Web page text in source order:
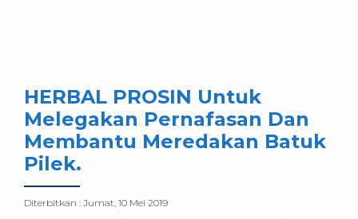
HERBAL PROSIN Untuk
Melegakan Pernafasan Dan
Membantu Meredakan Batuk
Pilek.
Diterbitkan : Jumat, 10 Mei 2019